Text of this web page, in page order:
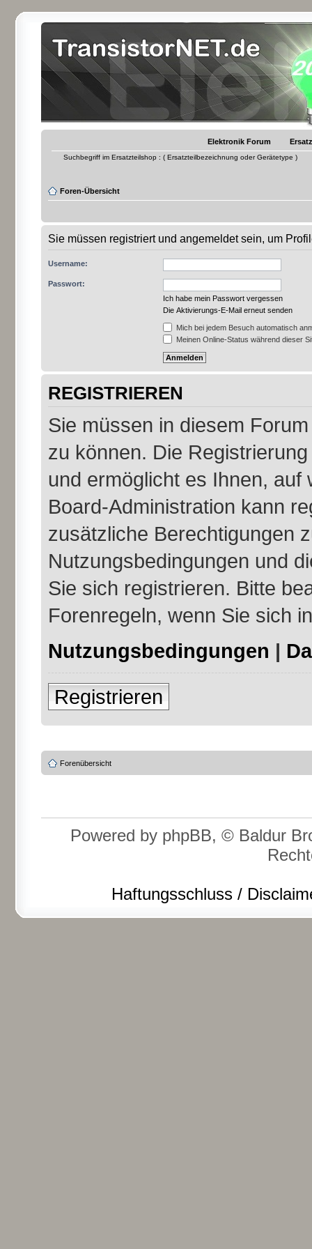
Elektronik Forum
Suchbegriff im Ersatzteilshop : ( Ersatzteilbezeichnung oder Gerätetype )
Foren-Übersicht
Sie müssen registriert und angemeldet sein, um
Username:
Passwort:
Ich habe mein Passwort vergessen
Die Aktivierungs-E-Mail erneut senden
Mich bei jedem Besuch automatisch
Meinen Online-Status während dieser
REGISTRIEREN
Sie müssen in diesem
zu können. Die
und ermöglicht es Ihnen,
Board-Administration kann
zusätzliche Berechtigungen
Nutzungsbedingungen und
Sie sich registrieren. Bitte
Forenregeln, wenn Sie sich
Nutzungsbedingungen |
Registrieren
Forenübersicht
Powered by phpBB, © Baldur
Haftungsschluss /